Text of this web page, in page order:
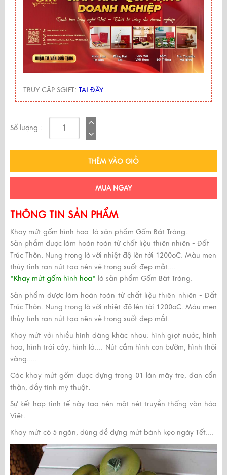
TRUY CẬP SGIFT: TẠI ĐÂY
Số lượng :
THÊM VÀO GIỎ
MUA NGAY
THÔNG TIN SẢN PHẨM
Khay mứt gốm hình hoa là sản phẩm Gốm Bát Tràng.
Sản phẩm được làm hoàn toàn từ chất liệu thiên nhiên - Đất
Trúc Thôn. Nung trong lò với nhiệt độ lên tới 1200oC. Màu men
thủy tinh rạn nứt tạo nên vẻ trong suốt đẹp mắt....
"Khay mứt gốm hình hoa" là sản phẩm Gốm Bát Tràng.
Sản phẩm được làm hoàn toàn từ chất liệu thiên nhiên - Đất
Trúc Thôn. Nung trong lò với nhiệt độ lên tới 1200oC. Màu men
thủy tinh rạn nứt tạo nên vẻ trong suốt đẹp mắt.
Khay mứt với nhiều hình dáng khác nhau: hình giọt nước, hình
hoa, hình trái cây, hình lá.... Nút cầm hình con bướm, hình thỏi
vàng.....
Các khay mứt gốm được đựng trong 01 làn mây tre, đan cẩn
thận, đầy tính mỹ thuật.
Sự kết hợp tinh tế này tạo nên một nét truyền thống văn hóa
Việt.
Khay mứt có 5 ngăn, dùng để đựng mứt bánh kẹo ngày Tết....